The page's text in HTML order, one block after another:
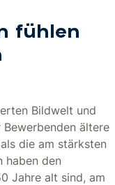
fühlen
Bildwelt und
ältere
die am stärksten
haben den
Jahre alt sind, am